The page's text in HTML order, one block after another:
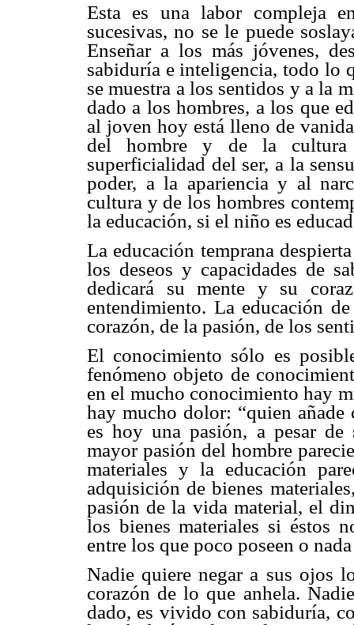
Esta es una labor compleja
sucesivas, no se le puede
Enseñar a los más jóvenes,
sabiduría e inteligencia, todo lo
se muestra a los sentidos y a la
dado a los hombres, a los que
al joven hoy está lleno de
del hombre y de la cultura
superficialidad del ser, a la
poder, a la apariencia y al
cultura y de los hombres
la educación, si el niño es
La educación temprana
los deseos y capacidades de
dedicará su mente y su
entendimiento. La educación
corazón, de la pasión, de los
El conocimiento sólo es
fenómeno objeto de
en el mucho conocimiento hay
hay mucho dolor: “quien
es hoy una pasión, a pesar
mayor pasión del hombre
materiales y la educación
adquisición de bienes
pasión de la vida material, el
los bienes materiales si éstos
entre los que poco poseen o
Nadie quiere negar a sus ojos
corazón de lo que anhela.
dado, es vivido con sabiduría,